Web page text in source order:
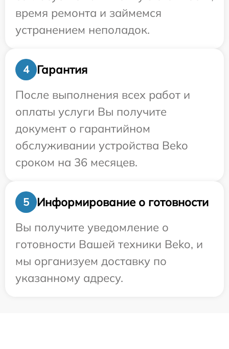
время ремонта и займемся
устранением неполадок.
4
Гарантия
После выполнения всех работ и
оплаты услуги Вы получите
документ о гарантийном
обслуживании устройства Beko
сроком на 36 месяцев.
5
Информирование о готовности
Вы получите уведомление о
готовности Вашей техники Beko, и
мы организуем доставку по
указанному адресу.